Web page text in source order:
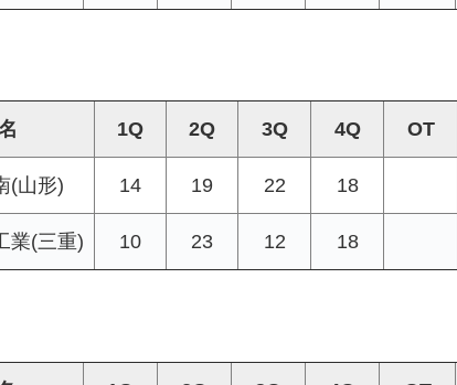
1Q 2Q 3Q 4Q OT
(山形) 14 19 22 18
業(三重) 10 23 12 18